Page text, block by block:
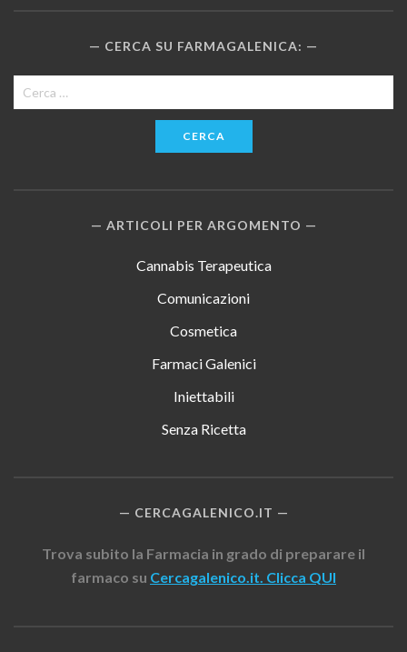
CERCA SU FARMAGALENICA:
Ricerca
per:
ARTICOLI PER ARGOMENTO
Cannabis Terapeutica
Comunicazioni
Cosmetica
Farmaci Galenici
Iniettabili
Senza Ricetta
CERCAGALENICO.IT
Trova subito la Farmacia in grado di preparare il
farmaco su Cercagalenico.it. Clicca QUI